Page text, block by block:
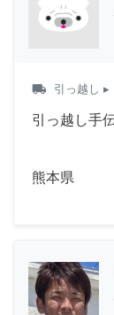
local_shipping 引っ越し ▸
引っ越し手
熊本県